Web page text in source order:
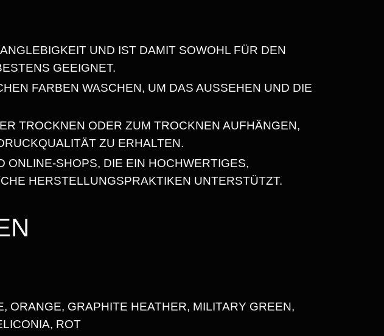
,
6
8
€
UND IST DAMIT SOWOHL FÜR DEN
GEEIGNET.
FARBEN WASCHEN, UM DAS AUSSEHEN UND DIE
TROCKNEN ODER ZUM TROCKNEN AUFHÄNGEN,
ZU ERHALTEN.
SHOPS, DIE EIN HOCHWERTIGES,
HERSTELLUNGSPRAKTIKEN UNTERSTÜTZT.
GRAPHITE HEATHER, MILITARY GREEN, I
ROT